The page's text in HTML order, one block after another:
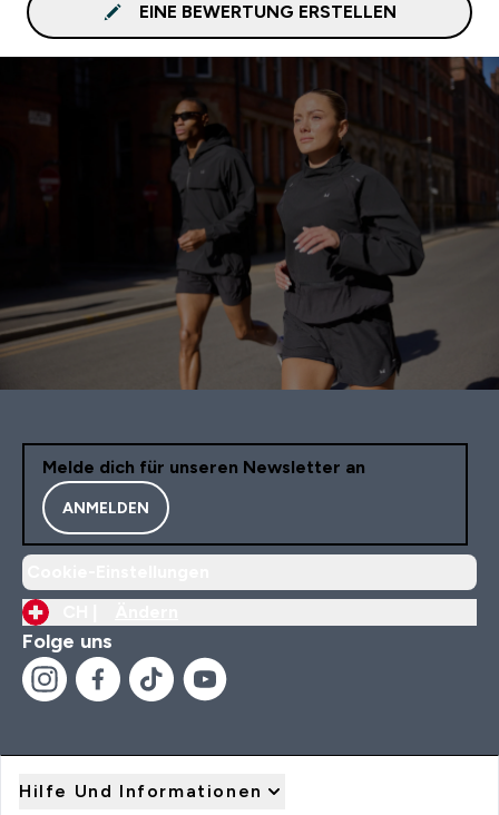
EINE BEWERTUNG ERSTELLEN
Melde dich für unseren Newsletter an
ANMELDEN
Folge uns
Hilfe Und Informationen